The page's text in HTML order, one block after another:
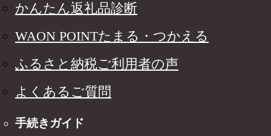
かんたん返礼品診断
WAON POINTたまる・つかえる
ふるさと納税ご利用者の声
よくあるご質問
手続きガイド